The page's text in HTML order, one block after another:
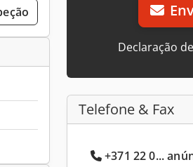
Declaração
Telefone & Fax
+371 22 0...